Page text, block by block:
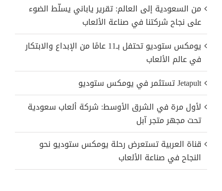
من السعودية إلى العالم: تقرير ياباني يسلّط الضوء
على نجاح شركتنا في صناعة الألعاب
يومكس ستوديو تحتفل بـ11 عامًا من الإبداع والابتكار
في عالم الألعاب
Jetapult تستثمر في يومكس ستوديو
لأول مرة في الشرق الأوسط: شركة ألعاب سعودية
تحت مجهر متجر آبل
قناة العربية تستعرض رحلة يومكس ستوديو نحو
النجاح في صناعة الألعاب